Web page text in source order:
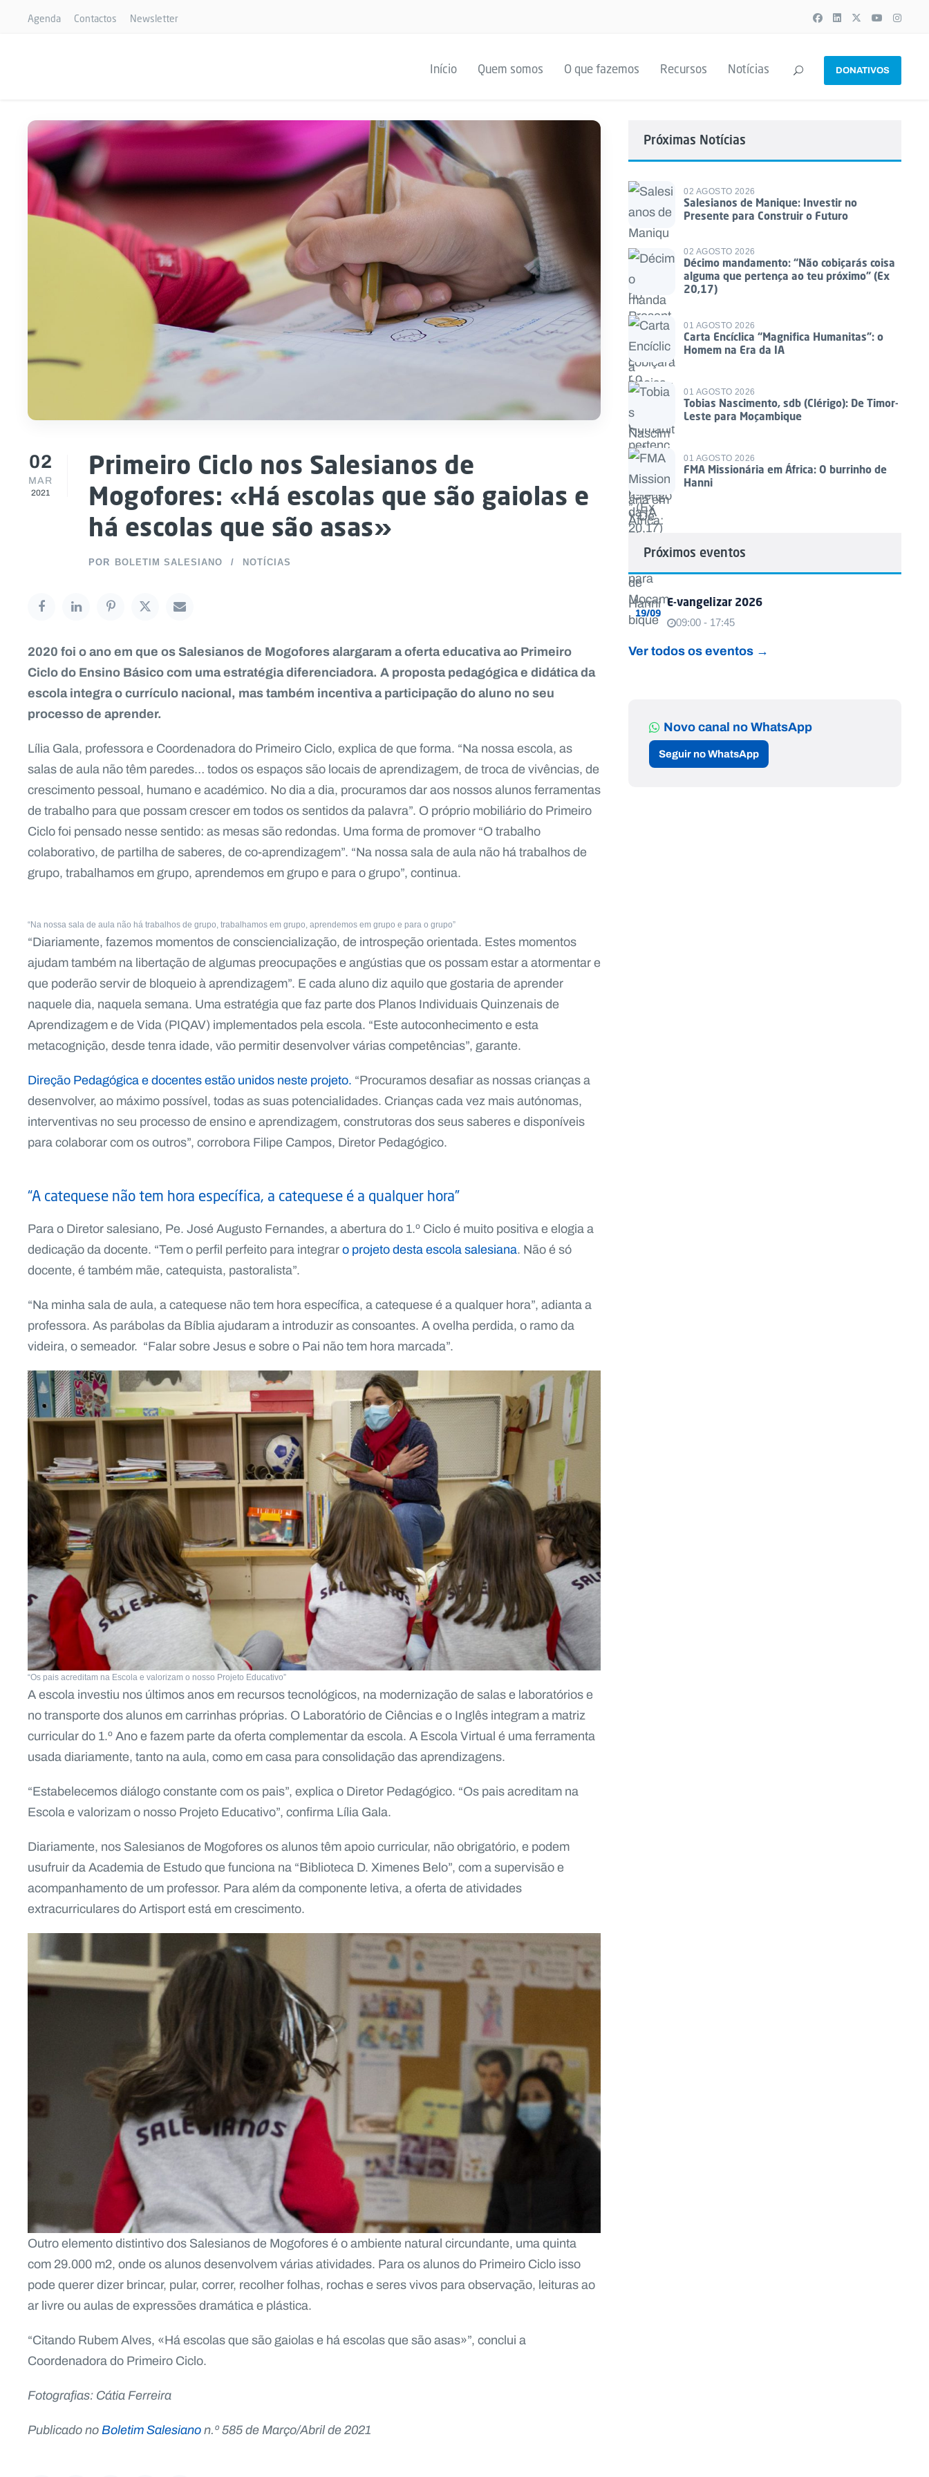
Agenda Contactos Newsletter
Início Quem somos O que fazemos Recursos Notícias DONATIVOS
02
MAR
2021
Primeiro Ciclo nos Salesianos de
Mogofores: «Há escolas que são gaiolas e
há escolas que são asas»
POR BOLETIM SALESIANO NOTÍCIAS
2020 foi o ano em que os Salesianos de Mogofores alargaram a oferta educativa ao Primeiro
Ciclo do Ensino Básico com uma estratégia diferenciadora. A proposta pedagógica e didática da
escola integra o currículo nacional, mas também incentiva a participação do aluno no seu
processo de aprender.
Lília Gala, professora e Coordenadora do Primeiro Ciclo, explica de que forma. “Na nossa escola, as
salas de aula não têm paredes… todos os espaços são locais de aprendizagem, de troca de vivências, de
crescimento pessoal, humano e académico. No dia a dia, procuramos dar aos nossos alunos ferramentas
de trabalho para que possam crescer em todos os sentidos da palavra”. O próprio mobiliário do Primeiro
Ciclo foi pensado nesse sentido: as mesas são redondas. Uma forma de promover “O trabalho
colaborativo, de partilha de saberes, de co-aprendizagem”. “Na nossa sala de aula não há trabalhos de
grupo, trabalhamos em grupo, aprendemos em grupo e para o grupo”, continua.
“Na nossa sala de aula não há trabalhos de grupo, trabalhamos em grupo, aprendemos em grupo e para o grupo”
“Diariamente, fazemos momentos de consciencialização, de introspeção orientada. Estes momentos
ajudam também na libertação de algumas preocupações e angústias que os possam estar a atormentar e
que poderão servir de bloqueio à aprendizagem”. E cada aluno diz aquilo que gostaria de aprender
naquele dia, naquela semana. Uma estratégia que faz parte dos Planos Individuais Quinzenais de
Aprendizagem e de Vida (PIQAV) implementados pela escola. “Este autoconhecimento e esta
metacognição, desde tenra idade, vão permitir desenvolver várias competências”, garante.
Direção Pedagógica e docentes estão unidos neste projeto. “Procuramos desafiar as nossas crianças a
desenvolver, ao máximo possível, todas as suas potencialidades. Crianças cada vez mais autónomas,
interventivas no seu processo de ensino e aprendizagem, construtoras dos seus saberes e disponíveis
para colaborar com os outros”, corrobora Filipe Campos, Diretor Pedagógico.
“A catequese não tem hora específica, a catequese é a qualquer hora”
Para o Diretor salesiano, Pe. José Augusto Fernandes, a abertura do 1.º Ciclo é muito positiva e elogia a
dedicação da docente. “Tem o perfil perfeito para integraro projeto desta escola salesiana. Não é só
docente, é também mãe, catequista, pastoralista”.
“Na minha sala de aula, a catequese não tem hora específica, a catequese é a qualquer hora”, adianta a
professora. As parábolas da Bíblia ajudaram a introduzir as consoantes. A ovelha perdida, o ramo da
videira, o semeador. “Falar sobre Jesus e sobre o Pai não tem hora marcada”.
“Os pais acreditam na Escola e valorizam o nosso Projeto Educativo”
A escola investiu nos últimos anos em recursos tecnológicos, na modernização de salas e laboratórios e
no transporte dos alunos em carrinhas próprias. O Laboratório de Ciências e o Inglês integram a matriz
curricular do 1.º Ano e fazem parte da oferta complementar da escola. A Escola Virtual é uma ferramenta
usada diariamente, tanto na aula, como em casa para consolidação das aprendizagens.
“Estabelecemos diálogo constante com os pais”, explica o Diretor Pedagógico. “Os pais acreditam na
Escola e valorizam o nosso Projeto Educativo”, confirma Lília Gala.
Diariamente, nos Salesianos de Mogofores os alunos têm apoio curricular, não obrigatório, e podem
usufruir da Academia de Estudo que funciona na “Biblioteca D. Ximenes Belo”, com a supervisão e
acompanhamento de um professor. Para além da componente letiva, a oferta de atividades
extracurriculares do Artisport está em crescimento.
Outro elemento distintivo dos Salesianos de Mogofores é o ambiente natural circundante, uma quinta
com 29.000 m2, onde os alunos desenvolvem várias atividades. Para os alunos do Primeiro Ciclo isso
pode querer dizer brincar, pular, correr, recolher folhas, rochas e seres vivos para observação, leituras ao
ar livre ou aulas de expressões dramática e plástica.
“Citando Rubem Alves, «Há escolas que são gaiolas e há escolas que são asas»”, conclui a
Coordenadora do Primeiro Ciclo.
Fotografias: Cátia Ferreira
Publicado noBoletim Salesianon.º 585 de Março/Abril de 2021
Próximas Notícias
02 AGOSTO 2026
Salesianos de Manique: Investir no
Presente para Construir o Futuro
02 AGOSTO 2026
Décimo mandamento: “Não cobiçarás coisa
alguma que pertença ao teu próximo” (Ex
20,17)
01 AGOSTO 2026
Carta Encíclica “Magnifica Humanitas”: o
Homem na Era da IA
01 AGOSTO 2026
Tobias Nascimento, sdb (Clérigo): De Timor-
Leste para Moçambique
01 AGOSTO 2026
FMA Missionária em África: O burrinho de
Hanni
Próximos eventos
19/09
E-vangelizar 2026
09:00 - 17:45
Ver todos os eventos →
Novo canal no WhatsApp
Seguir no WhatsApp